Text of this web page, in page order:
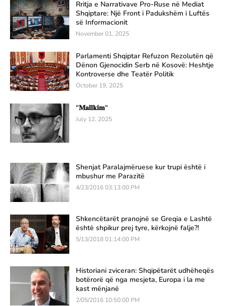
Rritja e Narrativave Pro-Ruse në Mediat
Shqiptare: Një Front i Padukshëm i Luftës
së Informacionit
November 01, 2025
Parlamenti Shqiptar Refuzon Rezolutën që
Dënon Gjenocidin Serb në Kosovë: Heshtje
Kontroverse dhe Teatër Politik
October 19, 2025
"𝐌𝐚𝐥𝐥𝐤𝐢𝐦"
July 12, 2025
Shenjat Paralajmëruese kur trupi është i
mbushur me Parazitë
4/23/2016 03:13:00 PM
Shkencëtarët pranojnë se Greqia e Lashtë
është shpikur prej tyre, kërkojnë falje?!
5/13/2018 01:14:00 PM
Historiani zviceran: Shqipëtarët udhëheqës
botërorë që nga mesjeta, Europa i la me
kast mënjanë
2/05/2016 10:50:00 PM